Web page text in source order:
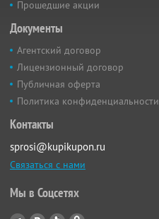
Прошедшие акции
Документы
Агентский договор
Лицензионный договор
Публичная оферта
Политика конфиденциальности
Контакты
sprosi@kupikupon.ru
Связаться с нами
Мы в Соцсетях